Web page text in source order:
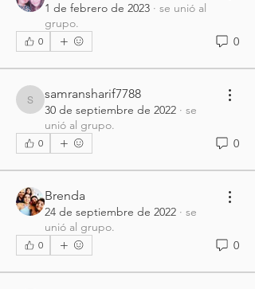
1 de febrero de 2023 · se unió al
grupo.
0 0
samransharif7788
samransharif7788
30 de septiembre de 2022 · se
unió al grupo.
0 0
Brenda
24 de septiembre de 2022 · se
unió al grupo.
0 0